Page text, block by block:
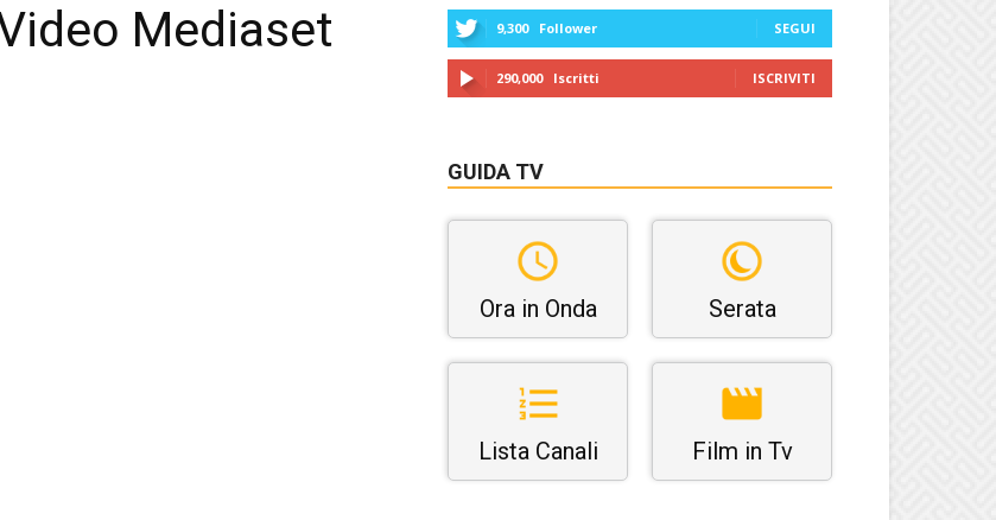
Mediaset
9,300 Follower SEGUI
290,000 Iscritti ISCRIVITI
GUIDA TV
Ora in Onda Serata
Lista Canali Film in Tv